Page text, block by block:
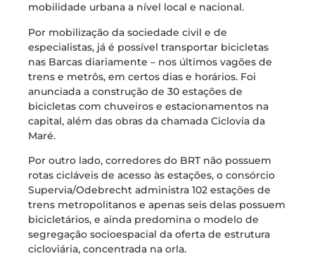
mobilidade urbana a nível local e nacional.
Por mobilização da sociedade civil e de
especialistas, já é possível transportar bicicletas
nas Barcas diariamente – nos últimos vagões de
trens e metrôs, em certos dias e horários. Foi
anunciada a construção de 30 estações de
bicicletas com chuveiros e estacionamentos na
capital, além das obras da chamada Ciclovia da
Maré.
Por outro lado, corredores do BRT não possuem
rotas cicláveis de acesso às estações, o consórcio
Supervia/Odebrecht administra 102 estações de
trens metropolitanos e apenas seis delas possuem
bicicletários, e ainda predomina o modelo de
segregação socioespacial da oferta de estrutura
cicloviária, concentrada na orla.